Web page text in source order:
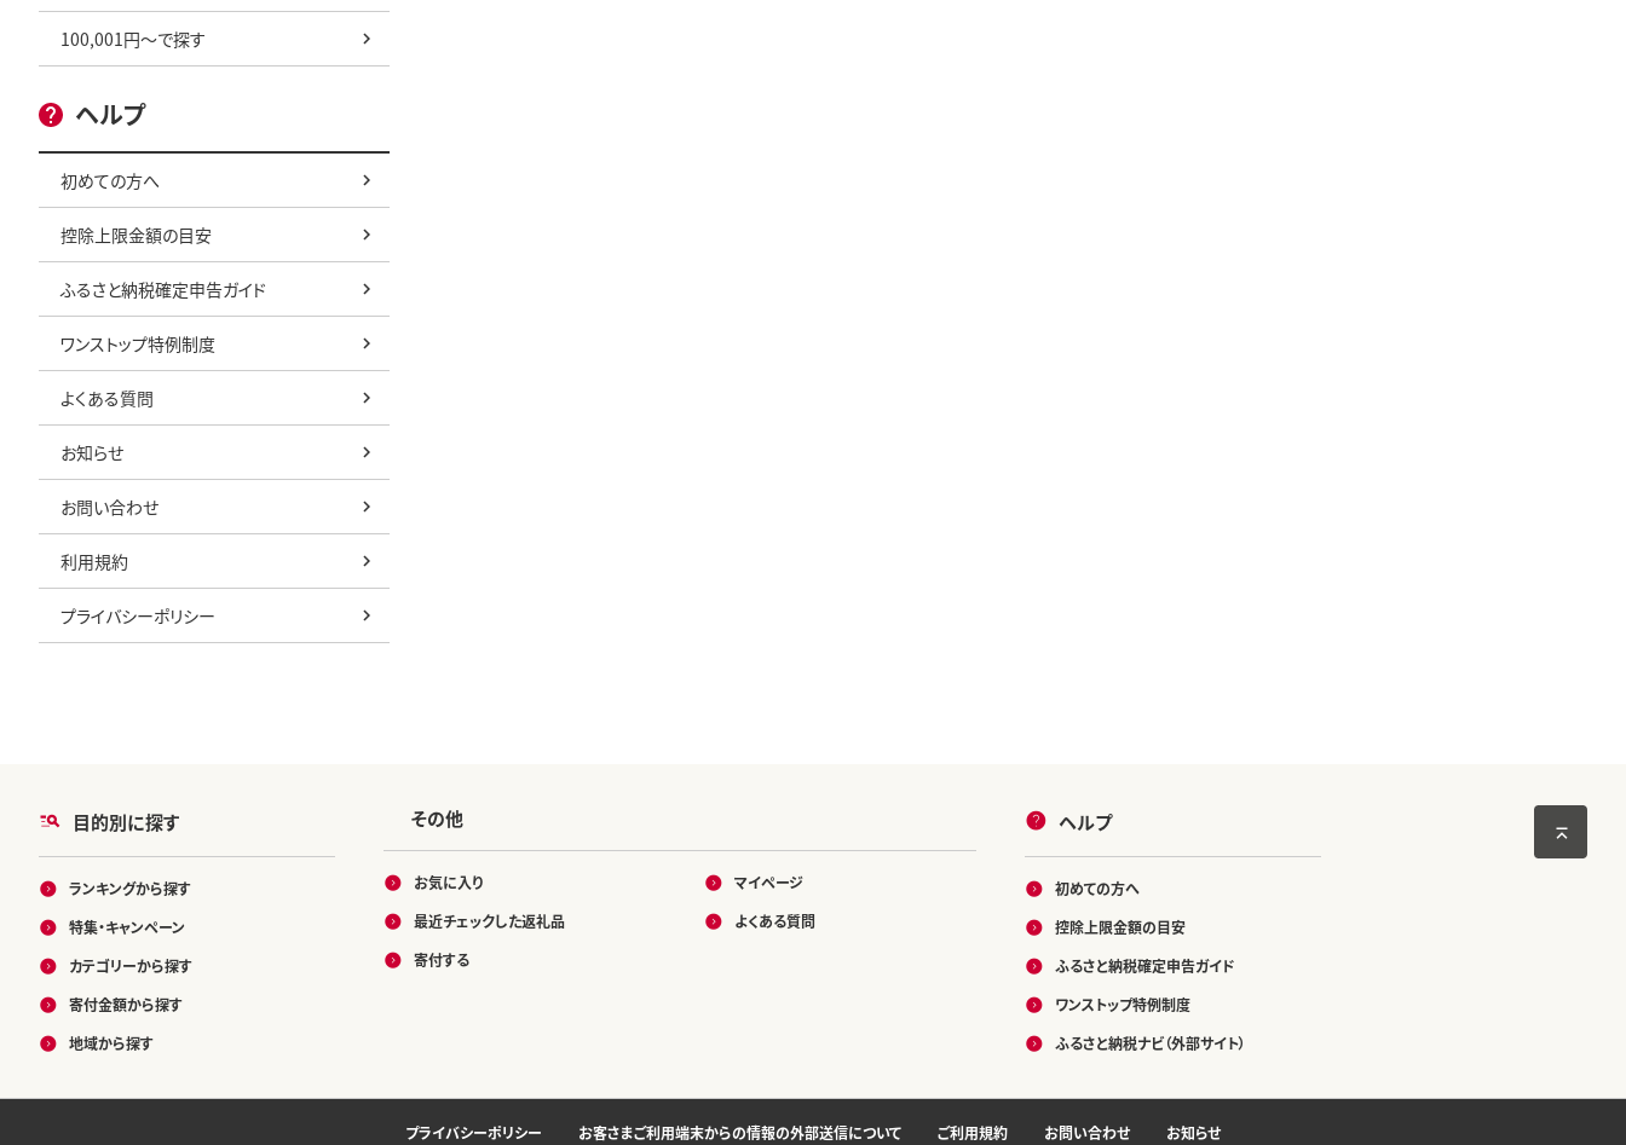
100,001円～で探す
ヘルプ
初めての方へ
控除上限金額の目安
ふるさと納税確定申告ガイド
ワンストップ特例制度
よくある質問
お知らせ
お問い合わせ
利用規約
プライバシーポリシー
目的別に探す
ランキングから探す
特集・キャンペーン
カテゴリーから探す
寄付金額から探す
地域から探す
その他
お気に入り
最近チェックした返礼品
寄付する
マイページ
よくある質問
ヘルプ
初めての方へ
控除上限金額の目安
ふるさと納税確定申告ガイド
ワンストップ特例制度
ふるさと納税ナビ（外部サイト）
プライバシーポリシー お客さまご利用端末からの情報の外部送信について ご利用規約 お問い合わせ お知らせ